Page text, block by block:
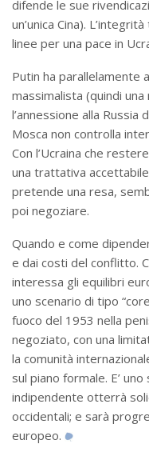
difende le sue
un’unica Cina).
linee per una pace in
Putin ha parallelamente
massimalista (quindi
l’annessione alla Russia
Mosca non controlla
Con l’Ucraina che
una trattativa
pretende una resa,
poi negoziare.
Quando e come
e dai costi del conflitto.
interessa gli equilibri
uno scenario di tipo
fuoco del 1953 nella
negoziato, con una
la comunità
sul piano formale. E’
indipendente otterrà
occidentali; e sarà
europeo.